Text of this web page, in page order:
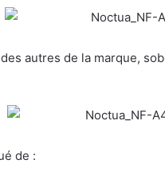
des autres de la marque,
de :